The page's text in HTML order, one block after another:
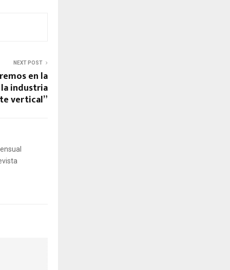
NEXT POST
en la
industria
vertical”